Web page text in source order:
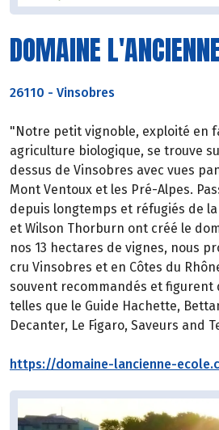
DOMAINE
26110 - Vinsobres
"Notre petit vignoble, exploité en
agriculture biologique, se trouve
dessus de Vinsobres avec vues
Mont Ventoux et les Pré-Alpes.
depuis longtemps et réfugiés de
et Wilson Thorburn ont créé le
nos 13 hectares de vignes, nous
cru Vinsobres et en Côtes du
souvent recommandés et figurent
telles que le Guide Hachette,
Decanter, Le Figaro, Saveurs and
https://domaine-lancienne-